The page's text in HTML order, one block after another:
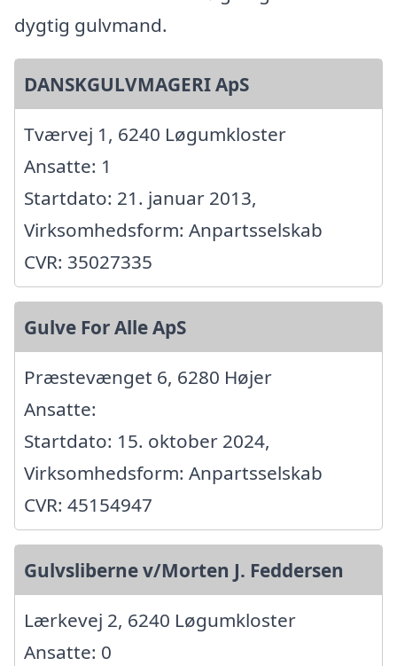
dygtig gulvmand.
DANSKGULVMAGERI ApS
Tværvej 1, 6240 Løgumkloster
Ansatte: 1
Startdato: 21. januar 2013,
Virksomhedsform: Anpartsselskab
CVR: 35027335
Gulve For Alle ApS
Præstevænget 6, 6280 Højer
Ansatte:
Startdato: 15. oktober 2024,
Virksomhedsform: Anpartsselskab
CVR: 45154947
Gulvsliberne v/Morten J. Feddersen
Lærkevej 2, 6240 Løgumkloster
Ansatte: 0